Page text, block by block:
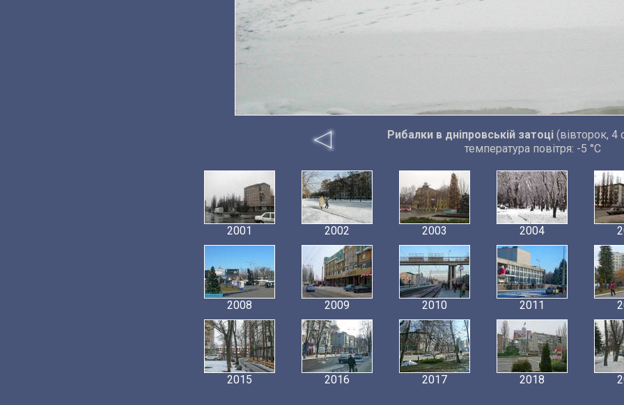
Рибалки в дніпровській затоці (вівторок, 4
температура повітря: -5 °C
2001 2002 2003 2004
2008 2009 2010 2011
2015 2016 2017 2018